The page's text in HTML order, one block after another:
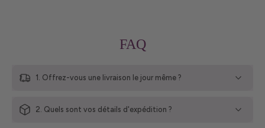
FAQ
1. Offrez-vous une livraison le jour même ?
2. Quels sont vos détails d'expédition ?